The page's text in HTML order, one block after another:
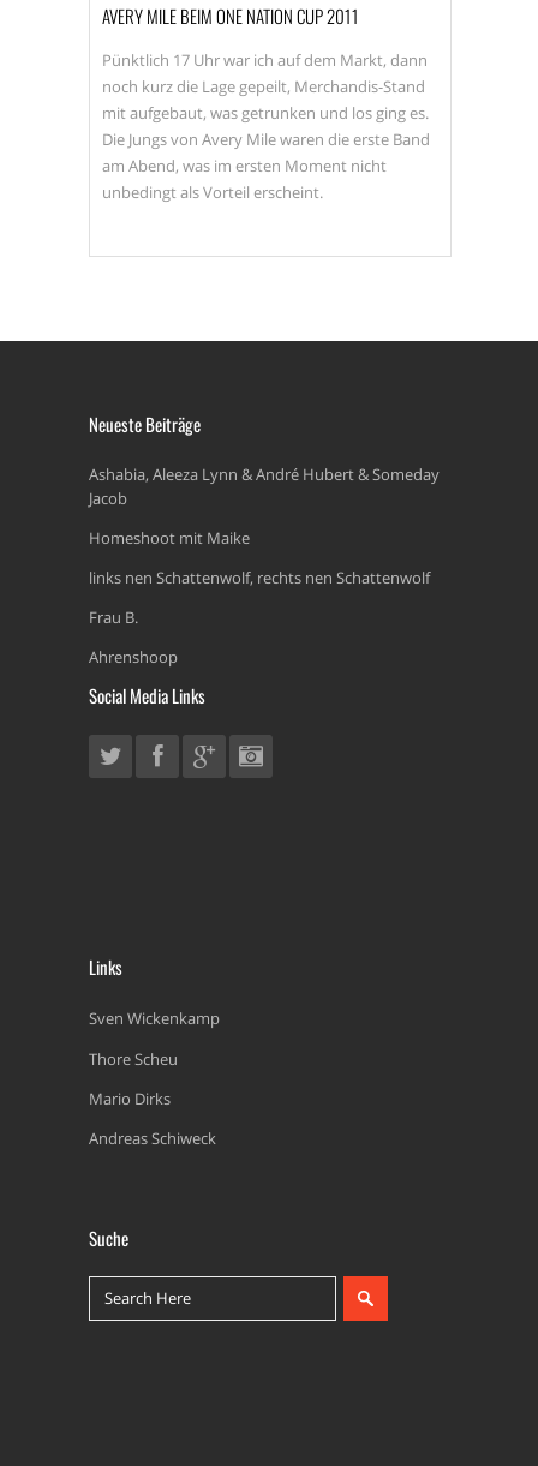
AVERY MILE BEIM ONE NATION CUP 2011
Pünktlich 17 Uhr war ich auf dem Markt, dann
noch kurz die Lage gepeilt, Merchandis-Stand
mit aufgebaut, was getrunken und los ging es.
Die Jungs von Avery Mile waren die erste Band
am Abend, was im ersten Moment nicht
unbedingt als Vorteil erscheint.
Neueste Beiträge
Ashabia, Aleeza Lynn & André Hubert & Someday
Jacob
Homeshoot mit Maike
links nen Schattenwolf, rechts nen Schattenwolf
Frau B.
Ahrenshoop
Social Media Links
Links
Sven Wickenkamp
Thore Scheu
Mario Dirks
Andreas Schiweck
Suche